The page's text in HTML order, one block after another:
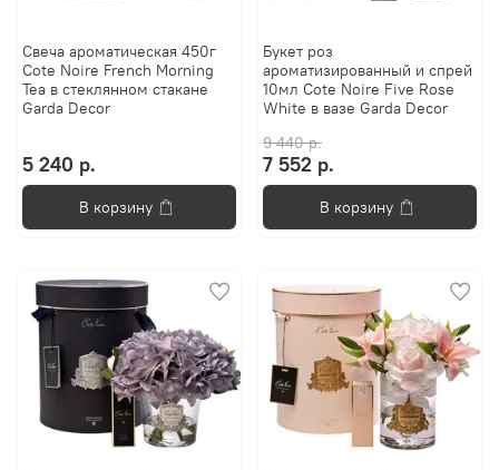
Свеча ароматическая 450г
Cote Noire French Morning
Tea в стеклянном стакане
Garda Decor
5 240 р.
В корзину
Букет роз
ароматизированный и спрей
10мл Cote Noire Five Rose
White в вазе Garda Decor
9 440 р.
7 552 р.
В корзину